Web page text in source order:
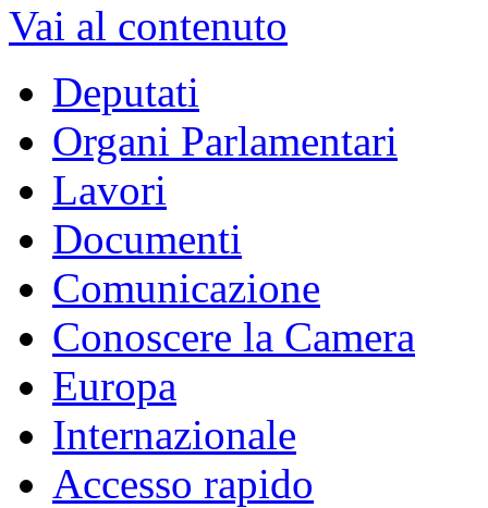
Vai al contenuto
Deputati
Organi Parlamentari
Lavori
Documenti
Comunicazione
Conoscere la Camera
Europa
Internazionale
Accesso rapido